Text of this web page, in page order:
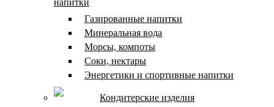
напитки
Газированные напитки
Минеральная вода
Морсы, компоты
Соки, нектары
Энергетики и спортивные напитки
Кондитерские изделия